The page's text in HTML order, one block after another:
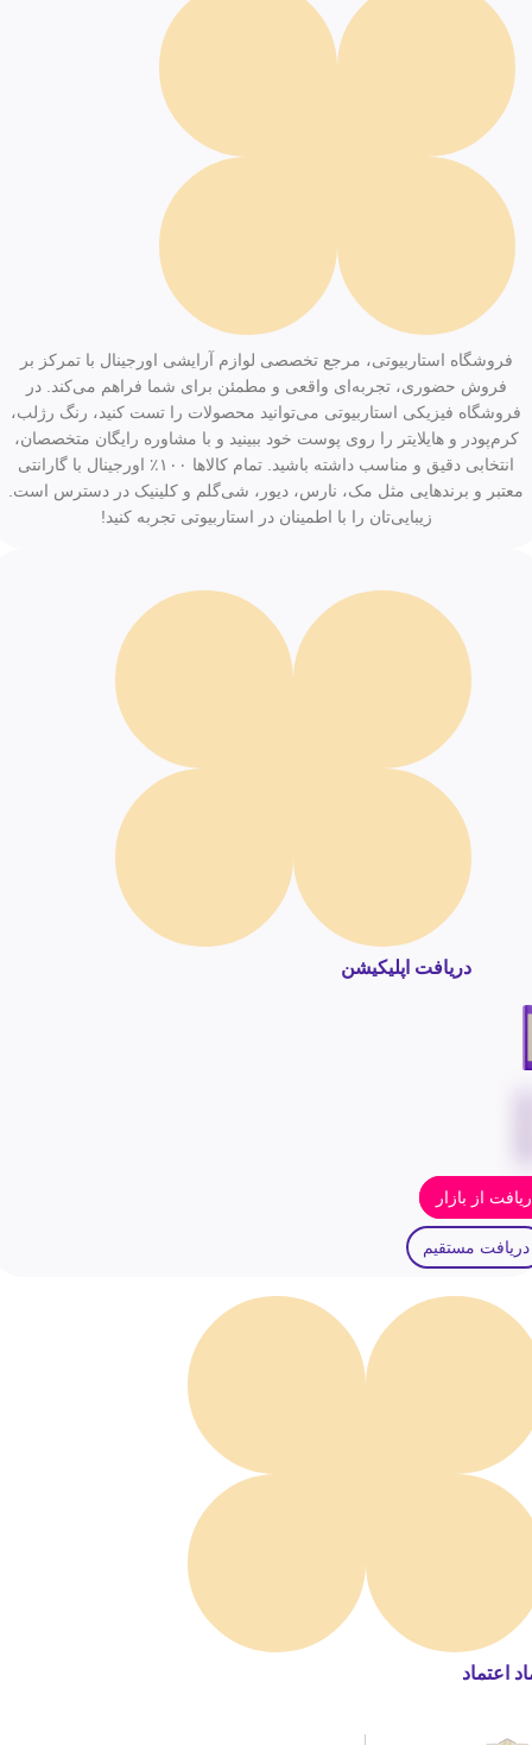
فروشگاه استاربیوتی، مرجع تخصصی لوازم آرایشی اورجینال با تمرکز بر
فروش حضوری، تجربه‌ای واقعی و مطمئن برای شما فراهم می‌کند. در
فروشگاه فیزیکی استاربیوتی می‌توانید محصولات را تست کنید، رنگ رژلب،
کرم‌پودر و هایلایتر را روی پوست خود ببینید و با مشاوره رایگان متخصصان،
انتخابی دقیق و مناسب داشته باشید. تمام کالاها ۱۰۰٪ اورجینال با گارانتی
معتبر و برندهایی مثل مک، نارس، دیور، شی‌گلم و کلینیک در دسترس است.
زیبایی‌تان را با اطمینان در استاربیوتی تجربه کنید!
دریافت اپلیکیشن
از بازار
دریافت مستقیم
اعتماد